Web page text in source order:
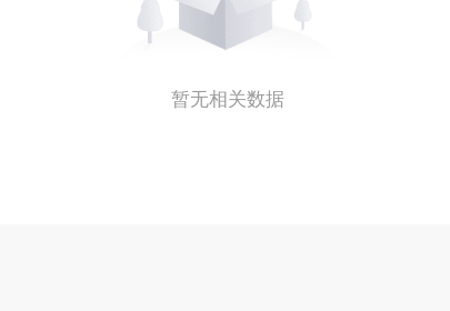
暂无相关数据